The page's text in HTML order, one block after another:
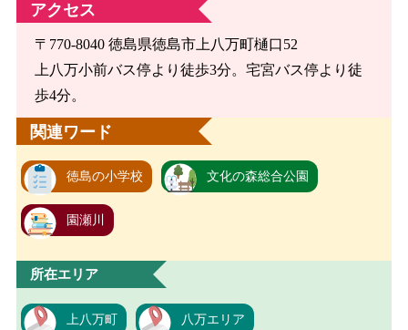
アクセス
〒770-8040 徳島県徳島市上八万町樋口52
上八万小前バス停より徒歩3分。宅宮バス停より徒
歩4分。
関連ワード
徳島の小学校 文化の森総合公園
園瀬川
所在エリア
上八万町 八万エリア